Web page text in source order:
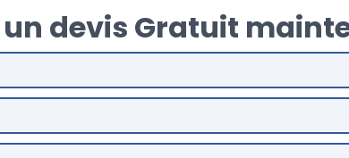
devis Gratuit